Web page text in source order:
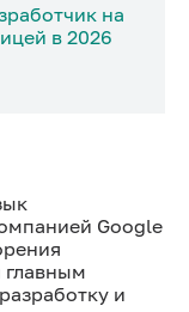
на
в 2026
Google
и